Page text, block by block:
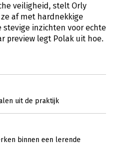
veiligheid, stelt Orly
af met hardnekkige
inzichten voor echte
preview legt Polak uit hoe.
uit de praktijk
binnen een lerende